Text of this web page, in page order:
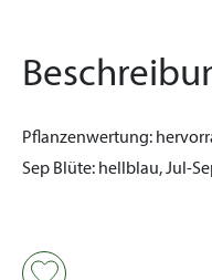
Pflanzenwertung:
Sep Blüte: hellblau, Jul-